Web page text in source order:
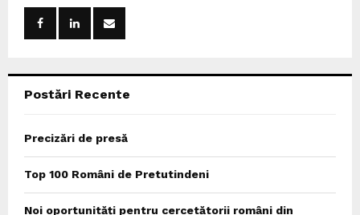
Postări Recente
Precizări de presă
Top 100 Români de Pretutindeni
Noi oportunități pentru cercetătorii români din